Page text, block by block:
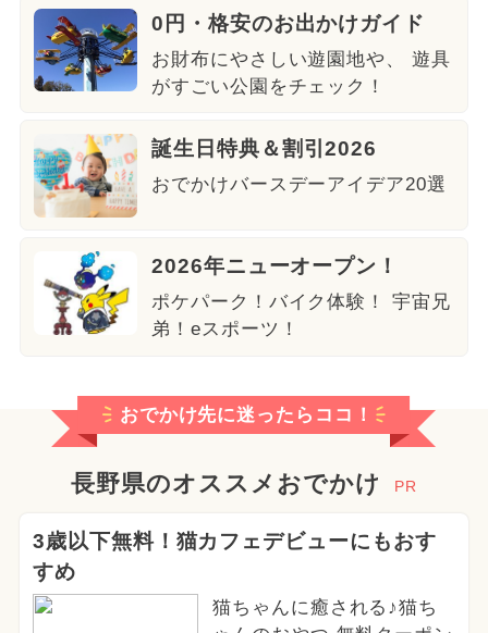
0円・格安のお出かけガイド
お財布にやさしい遊園地や、 遊具
がすごい公園をチェック！
誕生日特典＆割引2026
おでかけバースデーアイデア20選
2026年ニューオープン！
ポケパーク！バイク体験！ 宇宙兄
弟！eスポーツ！
おでかけ先に迷ったらココ！
長野県のオススメおでかけ PR
3歳以下無料！猫カフェデビューにもおす
すめ
猫ちゃんに癒される♪猫ち